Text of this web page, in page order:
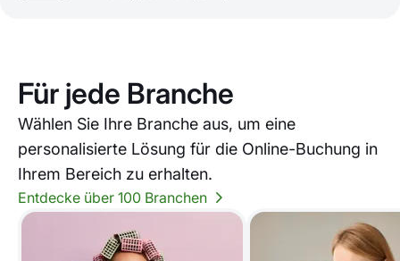
Für jede Branche
Wählen Sie Ihre Branche aus, um eine
personalisierte Lösung für die Online-Buchung in
Ihrem Bereich zu erhalten.
Entdecke über 100 Branchen